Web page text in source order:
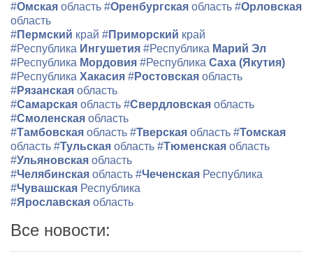
#Омская область #Оренбургская область #Орловская
область
#Пермский край #Приморский край
#Республика Ингушетия #Республика Марий Эл
#Республика Мордовия #Республика Саха (Якутия)
#Республика Хакасия #Ростовская область
#Рязанская область
#Самарская область #Свердловская область
#Смоленская область
#Тамбовская область #Тверская область #Томская
область #Тульская область #Тюменская область
#Ульяновская область
#Челябинская область #Чеченская Республика
#Чувашская Республика
#Ярославская область
Все новости: